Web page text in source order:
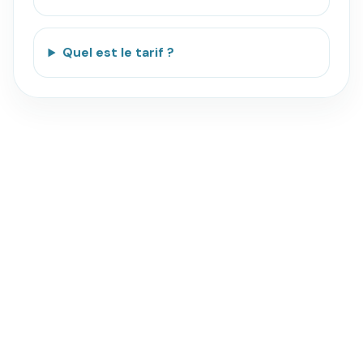
Quel est le tarif ?